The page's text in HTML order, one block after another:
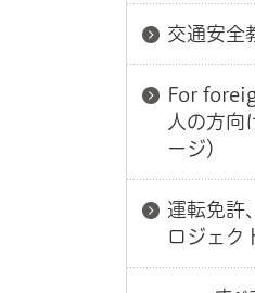
交通安全
For
人の方向
ージ）
運転免許
ロジェク